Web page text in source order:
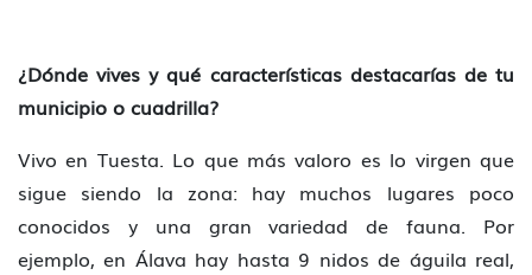
¿Dónde vives y qué características destacarías de tu
municipio o cuadrilla?
Vivo en Tuesta. Lo que más valoro es lo virgen que
sigue siendo la zona: hay muchos lugares poco
conocidos y una gran variedad de fauna. Por
ejemplo, en Álava hay hasta 9 nidos de águila real,